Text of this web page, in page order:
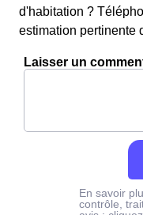
d'habitation ?
estimation pertinente
Laisser un
En savoir
contrôle,